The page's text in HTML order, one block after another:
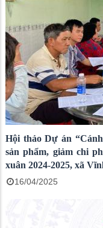
Hội thảo Dự án
sản phẩm, giảm chi
xuân 2024-2025, xã
16/04/2025